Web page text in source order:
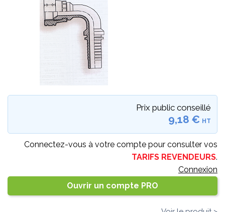
Prix public conseillé
9,18 € HT
Connectez-vous à votre compte pour consulter vos
TARIFS REVENDEURS.
Connexion
Ouvrir un compte PRO